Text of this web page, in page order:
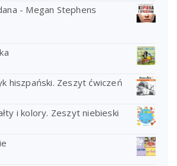
- Megan Stephens
hiszpański. Zeszyt ćwiczeń
i kolory. Zeszyt niebieski